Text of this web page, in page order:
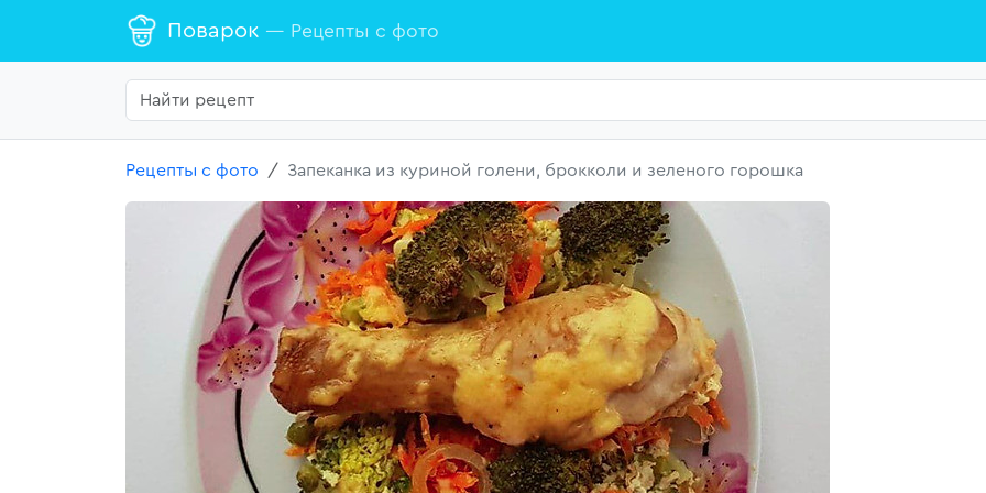
Поварок — Рецепты с фото
Рецепты с фото Запеканка из куриной голени, брокколи и зеленого горошка